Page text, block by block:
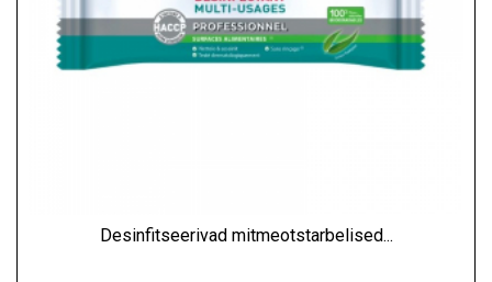
Desinfitseerivad mitmeotstarbelised...